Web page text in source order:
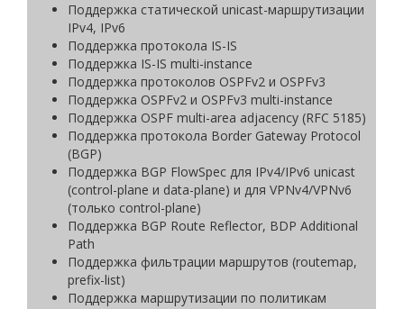
Поддержка статической unicast-маршрутизации
IPv4, IPv6
Поддержка протокола IS-IS
Поддержка IS-IS multi-instance
Поддержка протоколов OSPFv2 и OSPFv3
Поддержка OSPFv2 и OSPFv3 multi-instance
Поддержка OSPF multi-area adjacency (RFC 5185)
Поддержка протокола Border Gateway Protocol
(BGP)
Поддержка BGP FlowSpec для IPv4/IPv6 unicast
(control-plane и data-plane) и для VPNv4/VPNv6
(только control-plane)
Поддержка BGP Route Reflector, BDP Additional
Path
Поддержка фильтрации маршрутов (routemap,
prefix-list)
Поддержка маршрутизации по политикам